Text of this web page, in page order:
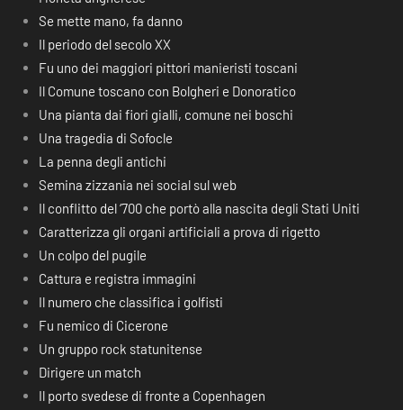
Se mette mano, fa danno
Il periodo del secolo XX
Fu uno dei maggiori pittori manieristi toscani
Il Comune toscano con Bolgheri e Donoratico
Una pianta dai fiori gialli, comune nei boschi
Una tragedia di Sofocle
La penna degli antichi
Semina zizzania nei social sul web
Il conflitto del ‘700 che portò alla nascita degli Stati Uniti
Caratterizza gli organi artificiali a prova di rigetto
Un colpo del pugile
Cattura e registra immagini
Il numero che classifica i golfisti
Fu nemico di Cicerone
Un gruppo rock statunitense
Dirigere un match
Il porto svedese di fronte a Copenhagen